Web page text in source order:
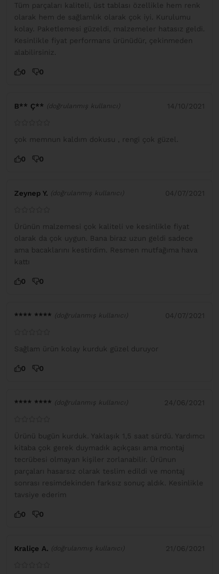
Tüm parçaları kaliteli, üst tablası özellikle hem renk
olarak hem de sağlamlık olarak çok iyi. Kurulumu
kolay. Paketlemesi güzeldi, malzemeler hatasız geldi.
Kesinlikle fiyat performans ürünüdür, çekinmeden
alabilirsiniz.
0 0
B** Ç** (doğrulanmış kullanıcı) 14/10/2021
çok memnun kaldım dokusu , rengi çok güzel.
0 0
Zeynep Y. (doğrulanmış kullanıcı) 04/07/2021
Ürünün malzemesi çok kaliteli ve kesinlikle fiyat
olarak da çok uygun. Bana biraz uzun geldi sadece
ama bacaklarını kestirdim. Resmen mutfağıma hava
kattı
0 0
**** **** (doğrulanmış kullanıcı) 04/07/2021
Sağlam ürün kolay kurduk güzel duruyor
0 0
**** **** (doğrulanmış kullanıcı) 24/06/2021
Ürünü bugün kurduk. Yaklaşık 1,5 saat sürdü. Yardımcı
kitaba çok gerek duymadık açıkçası ama montaj
tecrübesi olmayan kişiler zorlanabilir. Ürünun
parçaları hasarsız olarak teslim edildi ve montaj
sonrası resimdekinden farksız sonuç aldık. Kesinlikle
tavsiye ederim
0 0
Kraliçe A. (doğrulanmış kullanıcı) 21/06/2021